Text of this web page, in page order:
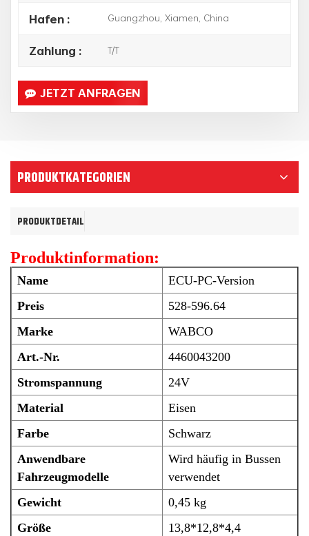
Hafen : Guangzhou, Xiamen, China
Zahlung : T/T
JETZT ANFRAGEN
PRODUKTKATEGORIEN
PRODUKTDETAIL
Produktinformation:
Name
ECU-PC-Version
Preis
528-596.64
Marke
WABCO
Art.-Nr.
4460043200
Stromspannung
24V
Material
Eisen
Farbe
Schwarz
Anwendbare
Fahrzeugmodelle
Wird häufig in Bussen
verwendet
Gewicht
0,45 kg
Größe
13,8*12,8*4,4